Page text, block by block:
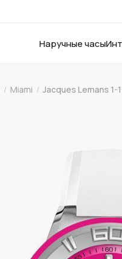
Наручные часы
/ Miami / Jacques Lemans 1-